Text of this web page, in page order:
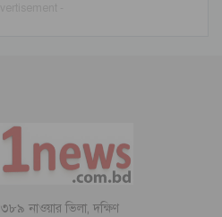
নাওয়ার ভিলা, দক্ষিণ